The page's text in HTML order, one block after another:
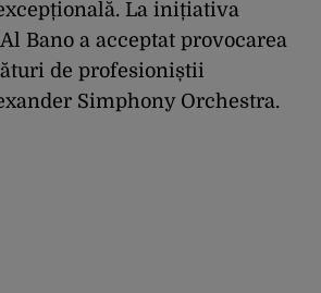
La inițiativa
Bano a acceptat provocarea
de profesioniștii
Simphony Orchestra.